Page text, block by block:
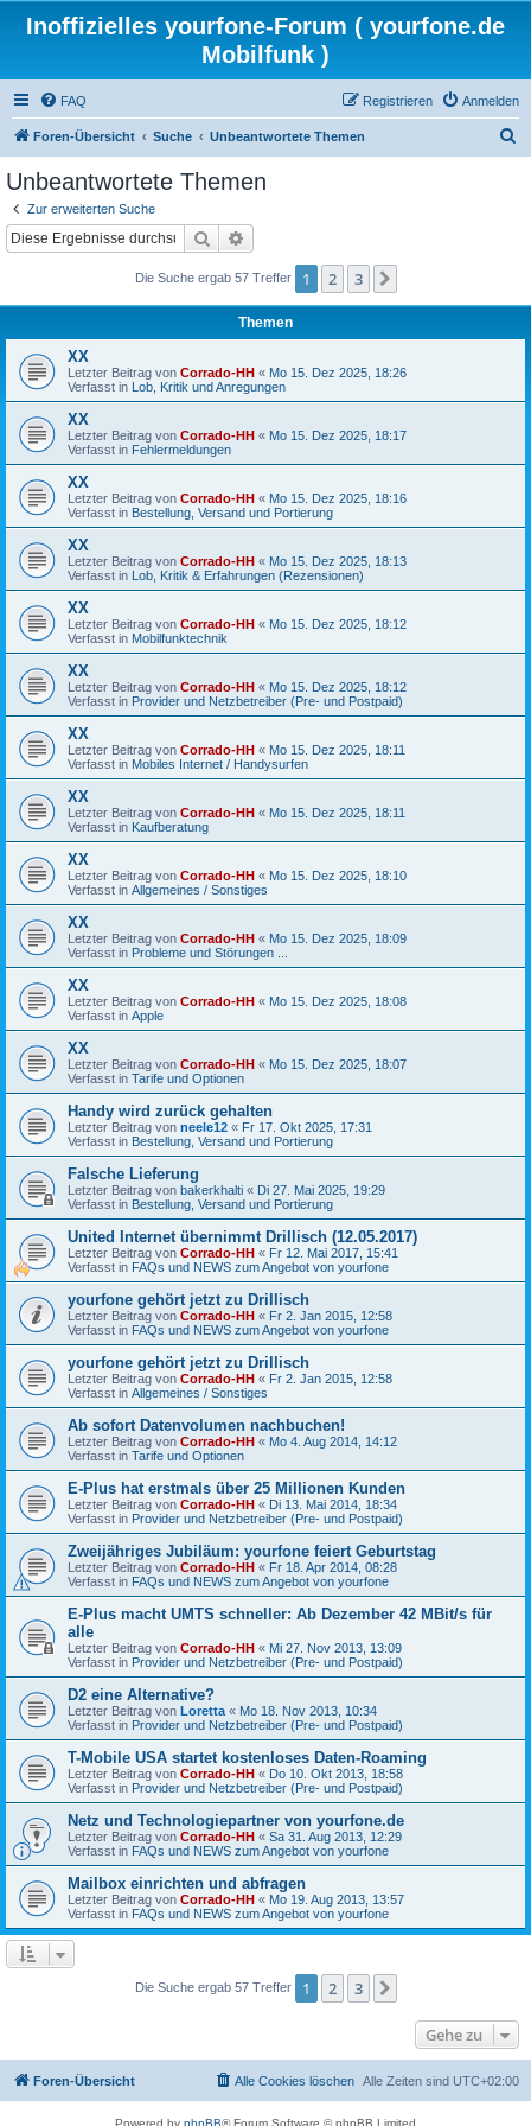
Inoffizielles yourfone-Forum ( yourfone.de
Mobilfunk )
FAQ Anmelden
Registrieren
Foren-Übersicht Suche Unbeantwortete Themen
Unbeantwortete Themen
Zur erweiterten Suche
Suche
Die Suche ergab 57 Treffer 1 2 3
Themen
XX
Letzter Beitrag von Corrado-HH « Mo 15. Dez 2025, 18:26
Verfasst in Lob, Kritik und Anregungen
XX
Letzter Beitrag von Corrado-HH « Mo 15. Dez 2025, 18:17
Verfasst in Fehlermeldungen
XX
Letzter Beitrag von Corrado-HH « Mo 15. Dez 2025, 18:16
Verfasst in Bestellung, Versand und Portierung
XX
Letzter Beitrag von Corrado-HH « Mo 15. Dez 2025, 18:13
Verfasst in Lob, Kritik & Erfahrungen (Rezensionen)
XX
Letzter Beitrag von Corrado-HH « Mo 15. Dez 2025, 18:12
Verfasst in Mobilfunktechnik
XX
Letzter Beitrag von Corrado-HH « Mo 15. Dez 2025, 18:12
Verfasst in Provider und Netzbetreiber (Pre- und Postpaid)
XX
Letzter Beitrag von Corrado-HH « Mo 15. Dez 2025, 18:11
Verfasst in Mobiles Internet / Handysurfen
XX
Letzter Beitrag von Corrado-HH « Mo 15. Dez 2025, 18:11
Verfasst in Kaufberatung
XX
Letzter Beitrag von Corrado-HH « Mo 15. Dez 2025, 18:10
Verfasst in Allgemeines / Sonstiges
XX
Letzter Beitrag von Corrado-HH « Mo 15. Dez 2025, 18:09
Verfasst in Probleme und Störungen ...
XX
Letzter Beitrag von Corrado-HH « Mo 15. Dez 2025, 18:08
Verfasst in Apple
XX
Letzter Beitrag von Corrado-HH « Mo 15. Dez 2025, 18:07
Verfasst in Tarife und Optionen
Handy wird zurück gehalten
Letzter Beitrag von neele12 « Fr 17. Okt 2025, 17:31
Verfasst in Bestellung, Versand und Portierung
Falsche Lieferung
Letzter Beitrag von bakerkhalti « Di 27. Mai 2025, 19:29
Verfasst in Bestellung, Versand und Portierung
United Internet übernimmt Drillisch (12.05.2017)
Letzter Beitrag von Corrado-HH « Fr 12. Mai 2017, 15:41
Verfasst in FAQs und NEWS zum Angebot von yourfone
yourfone gehört jetzt zu Drillisch
Letzter Beitrag von Corrado-HH « Fr 2. Jan 2015, 12:58
Verfasst in FAQs und NEWS zum Angebot von yourfone
yourfone gehört jetzt zu Drillisch
Letzter Beitrag von Corrado-HH « Fr 2. Jan 2015, 12:58
Verfasst in Allgemeines / Sonstiges
Ab sofort Datenvolumen nachbuchen!
Letzter Beitrag von Corrado-HH « Mo 4. Aug 2014, 14:12
Verfasst in Tarife und Optionen
E-Plus hat erstmals über 25 Millionen Kunden
Letzter Beitrag von Corrado-HH « Di 13. Mai 2014, 18:34
Verfasst in Provider und Netzbetreiber (Pre- und Postpaid)
Zweijähriges Jubiläum: yourfone feiert Geburtstag
Letzter Beitrag von Corrado-HH « Fr 18. Apr 2014, 08:28
Verfasst in FAQs und NEWS zum Angebot von yourfone
E-Plus macht UMTS schneller: Ab Dezember 42 MBit/s für
alle
Letzter Beitrag von Corrado-HH « Mi 27. Nov 2013, 13:09
Verfasst in Provider und Netzbetreiber (Pre- und Postpaid)
D2 eine Alternative?
Letzter Beitrag von Loretta « Mo 18. Nov 2013, 10:34
Verfasst in Provider und Netzbetreiber (Pre- und Postpaid)
T-Mobile USA startet kostenloses Daten-Roaming
Letzter Beitrag von Corrado-HH « Do 10. Okt 2013, 18:58
Verfasst in Provider und Netzbetreiber (Pre- und Postpaid)
Netz und Technologiepartner von yourfone.de
Letzter Beitrag von Corrado-HH « Sa 31. Aug 2013, 12:29
Verfasst in FAQs und NEWS zum Angebot von yourfone
Mailbox einrichten und abfragen
Letzter Beitrag von Corrado-HH « Mo 19. Aug 2013, 13:57
Verfasst in FAQs und NEWS zum Angebot von yourfone
Die Suche ergab 57 Treffer 1 2 3
Gehe zu
Foren-Übersicht Alle Zeiten sind UTC+02:00
Alle Cookies löschen
Powered by phpBB® Forum Software © phpBB Limited